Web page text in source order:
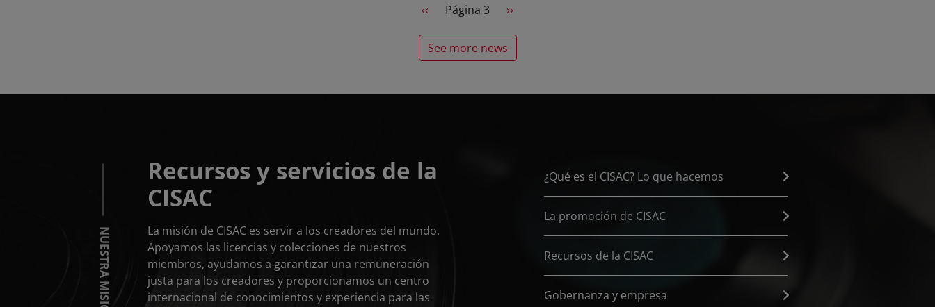
Previous page
‹‹ Página 3 Next page
››
See more news
NUESTRA MISIÓN
Recursos y servicios de la
CISAC
La misión de CISAC es servir a los creadores del mundo.
Apoyamos las licencias y colecciones de nuestros
miembros, ayudamos a garantizar una remuneración
justa para los creadores y proporcionamos un centro
internacional de conocimientos y experiencia para las
¿Qué es el CISAC? Lo que hacemos
La promoción de CISAC
Recursos de la CISAC
Gobernanza y empresa